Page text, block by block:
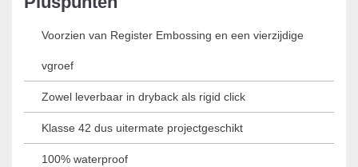
Voorzien van Register Embossing en een vierzijdige
vgroef
Zowel leverbaar in dryback als rigid click
Klasse 42 dus uitermate projectgeschikt
100% waterproof